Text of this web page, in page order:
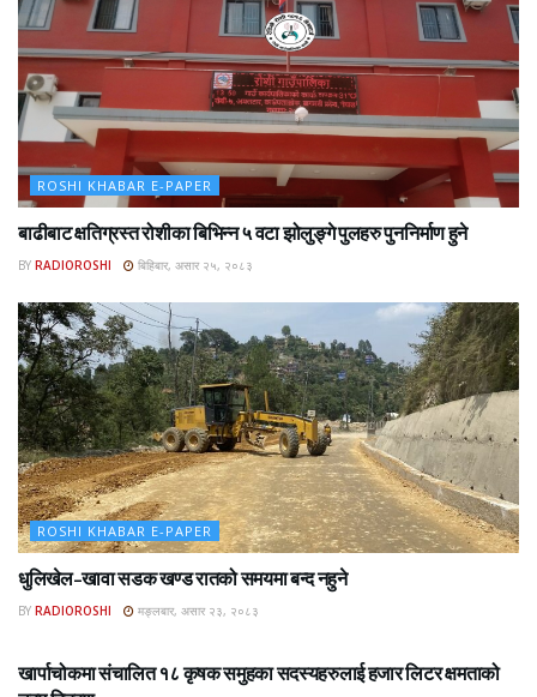
ROSHI KHABAR E-PAPER
बाढीबाट क्षतिग्रस्त रोशीका बिभिन्न ५ वटा झोलुङ्गे पुलहरु पुननिर्माण हुने
BY RADIOROSHI बिहिबार, असार २५, २०८३
ROSHI KHABAR E-PAPER
धुलिखेल–खावा सडक खण्ड रातको समयमा बन्द नहुने
BY RADIOROSHI मङ्लबार, असार २३, २०८३
खार्पाचोकमा संचालित १८ कृषक समुहका सदस्यहरुलाई हजार लिटर क्षमताको